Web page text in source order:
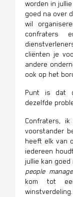
worden in
goed na over
wil
confraters
cliënten je
andere
ook op het
Punt is dat
dezelfde
Confraters,
voorstander
heeft elk van
iedereen
jullie kan
people
kom tot